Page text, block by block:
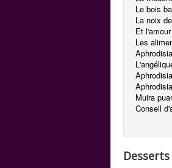
Le bois
La noix
Et
Les
Muira
Conseil